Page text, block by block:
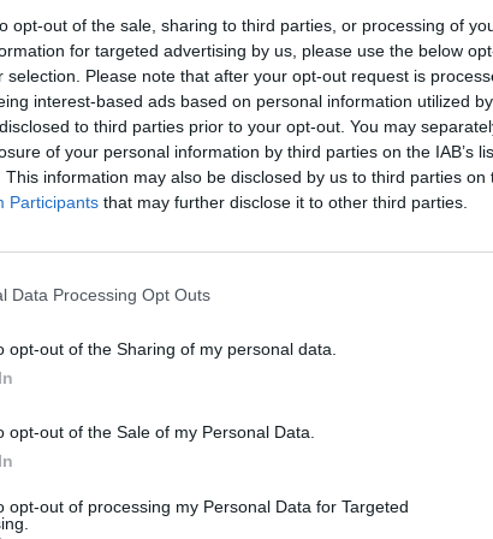
opt-out of the sale, sharing to third parties, or processing of
for targeted advertising by us, please use the below
selection. Please note that after your opt-out request is
interest-based ads based on personal information utilized
to third parties prior to your opt-out. You may
of your personal information by third parties on the IAB’s
This information may also be disclosed by us to third parties on
Participants that may further disclose it to other third parties.
Data Processing Opt Outs
opt-out of the Sharing of my personal data.
opt-out of the Sale of my Personal Data.
opt-out of processing my Personal Data for Targeted
visi Panevėžio veterinarijos gydytojai.
Akcija sterilizacija
liko
Plinta audros vaizdai iš visos Lietuvos: